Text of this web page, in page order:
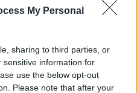
My Personal
sharing to third parties, or
sensitive information for
use the below opt-out
Please note that after your
τράπεζας από το
ή πολύτεκνης
η τρίτεκνη ή πολύτεκνη
δικαιούχος ή